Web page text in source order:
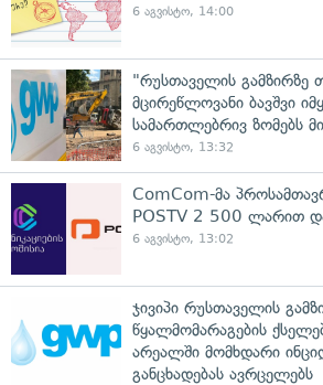
6 აგვისტო, 14:00
"რუსთაველის გამზირზე
მცირეწლოვანი ბავშვი
სამართლებრივ ზომებს
6 აგვისტო, 13:32
ComCom-მა
POSTV 2 500 ლარით
6 აგვისტო, 13:02
ჯივიპი რუსთაველის
წყალმომარაგების
არეალში მომხდარი
განცხადებას ავრცელებს